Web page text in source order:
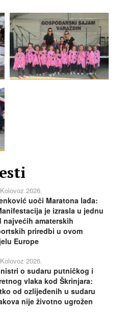
2026.
uoči Maratona lađa:
je izrasla u jednu
najvećih amaterskih
priredbi u ovom
Europe
2026.
o sudaru putničkog i
vlaka kod Škrinjara:
od ozlijeđenih u sudaru
nije životno ugrožen